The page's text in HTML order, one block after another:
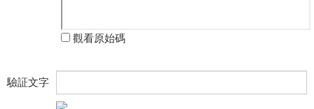
觀看原始碼
驗証文字